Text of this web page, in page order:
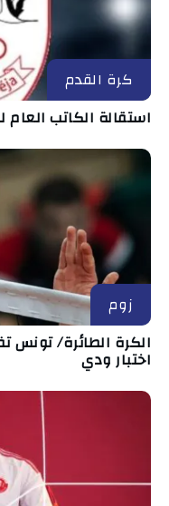
كرة القدم
استقالة الكاتب العام
زوم
الكرة الطائرة/
اختبار ودي